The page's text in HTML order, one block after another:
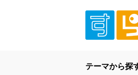
テーマから探